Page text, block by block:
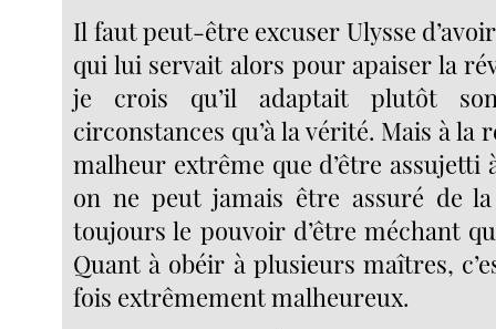
Il faut peut-être excuser Ulysse
qui lui servait alors pour apaiser la
je crois qu’il adaptait plutôt
circonstances qu’à la vérité. Mais à la
malheur extrême que d’être
on ne peut jamais être assuré de
toujours le pouvoir d’être méchant
Quant à obéir à plusieurs maîtres,
fois extrêmement malheureux.